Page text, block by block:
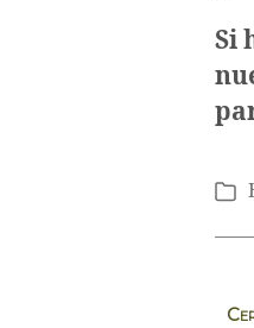
Si